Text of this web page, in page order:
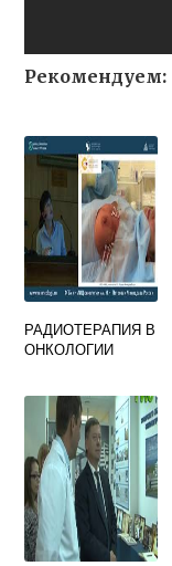
Рекомендуем:
РАДИОТЕРАПИЯ В
ОНКОЛОГИИ